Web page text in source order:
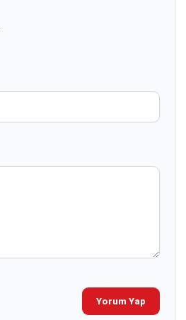
Yorum Yap